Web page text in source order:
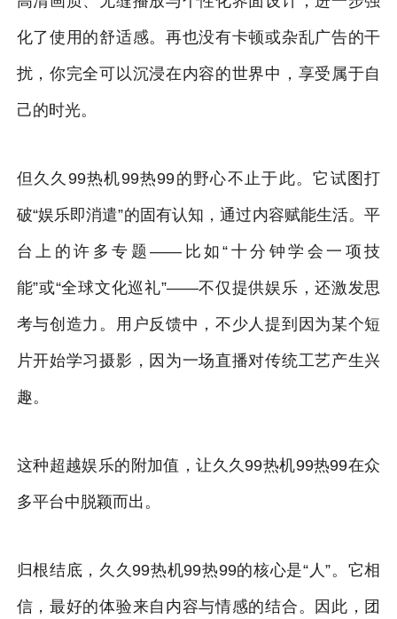
化了使用的舒适感。再也没有卡顿或杂乱广告的干
扰，你完全可以沉浸在内容的世界中，享受属于自
己的时光。
但久久99热机99热99的野心不止于此。它试图打
破“娱乐即消遣”的固有认知，通过内容赋能生活。平
台上的许多专题——比如“十分钟学会一项技
能”或“全球文化巡礼”——不仅提供娱乐，还激发思
考与创造力。用户反馈中，不少人提到因为某个短
片开始学习摄影，因为一场直播对传统工艺产生兴
趣。
这种超越娱乐的附加值，让久久99热机99热99在众
多平台中脱颖而出。
归根结底，久久99热机99热99的核心是“人”。它相
信，最好的体验来自内容与情感的结合。因此，团